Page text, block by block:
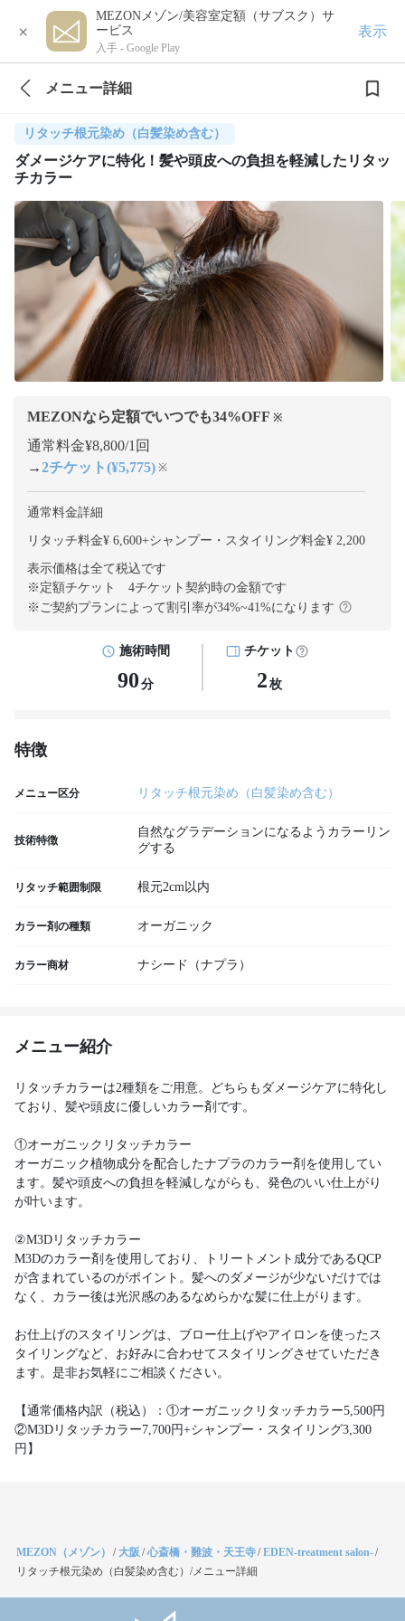
×
MEZONメゾン/美容室定額（サブスク）サ
ービス
入手 - Google Play
表示
メニュー詳細
リタッチ根元染め（白髪染め含む）
ダメージケアに特化！髪や頭皮への負担を軽減したリタッ
チカラー
MEZONなら定額でいつでも34%OFF ※
通常料金¥8,800/1回
→2チケット(¥5,775) ※
通常料金詳細
リタッチ料金¥ 6,600+シャンプー・スタイリング料金¥ 2,200
表示価格は全て税込です
※定額チケット 4チケット契約時の金額です
※ご契約プランによって割引率が34%~41%になります
施術時間
90 分
チケット
2 枚
特徴
メニュー区分 リタッチ根元染め（白髪染め含む）
技術特徴
自然なグラデーションになるようカラーリン
グする
リタッチ範囲制限 根元2cm以内
カラー剤の種類 オーガニック
カラー商材 ナシード（ナプラ）
メニュー紹介
リタッチカラーは2種類をご用意。どちらもダメージケアに特化し
ており、髪や頭皮に優しいカラー剤です。
①オーガニックリタッチカラー
オーガニック植物成分を配合したナプラのカラー剤を使用してい
ます。髪や頭皮への負担を軽減しながらも、発色のいい仕上がり
が叶います。
②M3Dリタッチカラー
M3Dのカラー剤を使用しており、トリートメント成分であるQCP
が含まれているのがポイント。髪へのダメージが少ないだけでは
なく、カラー後は光沢感のあるなめらかな髪に仕上がります。
お仕上げのスタイリングは、ブロー仕上げやアイロンを使ったス
タイリングなど、お好みに合わせてスタイリングさせていただき
ます。是非お気軽にご相談ください。
【通常価格内訳（税込）：①オーガニックリタッチカラー5,500円
②M3Dリタッチカラー7,700円+シャンプー・スタイリング3,300
円】
MEZON（メゾン） /大阪 /心斎橋・難波・天王寺/EDEN-treatment salon-/
リタッチ根元染め（白髪染め含む）/メニュー詳細